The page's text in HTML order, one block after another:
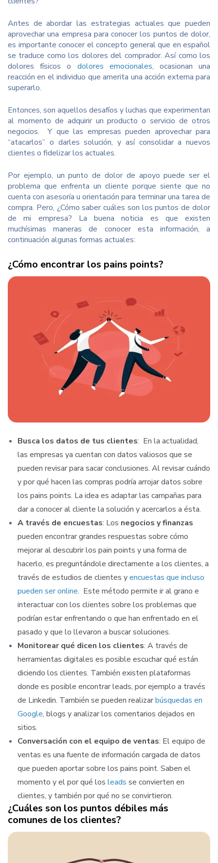
Antes de abordar las estrategias actuales que pueden
aprovechar una empresa para conocer los puntos de dolor,
es importante conocer el concepto general que en español
se traduce como los dolores del comprador. Así como los
dolores físicos o dolores emocionales, ocasionan una
reacción en el individuo que amerita una acción externa para
superarlo.
Entonces, son aquellos desafíos y luchas que experimentan
al momento de adquirir un producto o servicio de otros
negocios. Y que las empresas pueden aprovechar para
“atacarlos” o darles solución, y así consolidar a nuevos
clientes o fidelizar los actuales.
Por ejemplo, un punto de dolor de apoyo puede ser el
problema que enfrenta un cliente porque siente que no
cuenta con asesoría u orientación para terminar una tarea de
compra. Pero, ¿Cómo saber cuáles son los puntos de dolor
de mi empresa? La buena noticia es que existen
muchísimas maneras de conocer esta información, a
continuación algunas formas actuales:
¿Cómo encontrar los pains points?
Busca los datos de tus clientes: En la actualidad,
las empresas ya cuentan con datos valiosos que se
pueden revisar para sacar conclusiones. Al revisar cuándo
y por qué hacen las compras podría arrojar datos sobre
los pains points. La idea es adaptar las campañas para
dar a conocer al cliente la solución y acercarlos a ésta.
A través de encuestas: Los negocios y finanzas
pueden encontrar grandes respuestas sobre cómo
mejorar al descubrir los pain points y una forma de
hacerlo, es preguntándole directamente a los clientes, a
través de estudios de clientes yencuestas que incluso
pueden ser online. Este método permite ir al grano e
interactuar con los clientes sobre los problemas que
podrían estar enfrentando o que han enfrentado en el
pasado y que lo llevaron a buscar soluciones.
Monitorear qué dicen los clientes: A través de
herramientas digitales es posible escuchar qué están
diciendo los clientes. También existen plataformas
donde es posible encontrar leads, por ejemplo a través
de Linkedin. También se pueden realizarbúsquedas en
Google, blogs y analizar los comentarios dejados en
sitios.
Conversación con el equipo de ventas: El equipo de
ventas es una fuente de información cargada de datos
que pueden aportar sobre los pains point. Saben el
momento y el por qué los leads se convierten en
clientes, y también por qué no se convirtieron.
¿Cuáles son los puntos débiles más
comunes de los clientes?